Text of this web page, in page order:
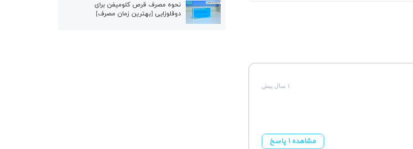
۱ سال پیش
مشاهده ۱ پاسخ
نحوه مصرف قرص کلومیفن برای
دوقلوزایی [بهترین زمان مصرف]